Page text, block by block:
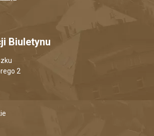
Biuletynu
2